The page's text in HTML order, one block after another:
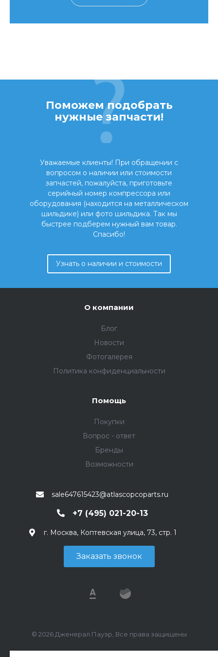
Поможем подобрать
нужные запчасти!
Уважаемые клиенты! При обращении с
вопросом о наличии или стоимости
запчастей, пожалуйста, приготовьте
серийный номер компрессора или
оборудования (находится на металлическом
шильдике) или фото шильдика. Так мы
быстрее подберем нужный вам товар.
Спасибо!
Узнать о наличии и стоимости
О компании
Блог
Новости
Фотогалерея
Политика конфиденциальности
Помощь
Покупки
Вопрос - ответ
Бренды
Возможности
sale647615423@atlascopcoparts.ru
+7 (495) 021-20-13
г. Москва, Коптевская улица, 73, стр. 1
Заказать звонок
© 2026 Дженерал Пауэр, Все права защищены